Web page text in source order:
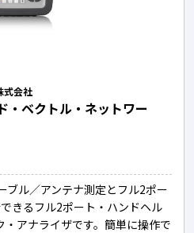
式会社
ベクトル・ネットワー
ブル／アンテナ測定とフル2ポー
きるフル2ポート・ハンドヘル
・アナライザです。簡単に操作で